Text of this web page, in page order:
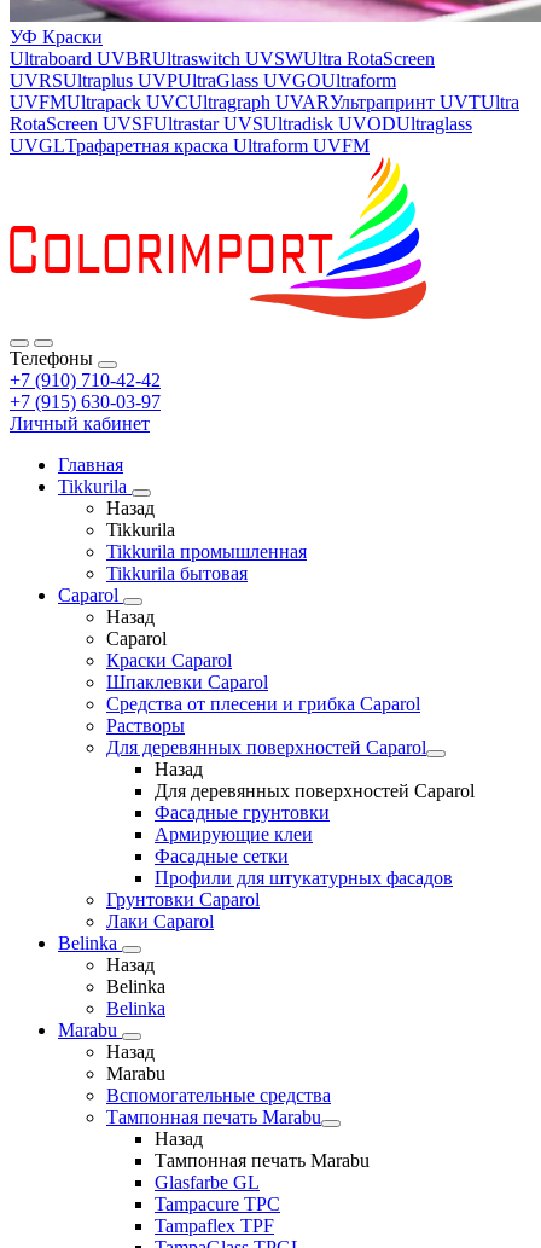
УФ Краски
Ultraboard UVBRUltraswitch UVSWUltra RotaScreen
UVRSUltraplus UVPUltraGlass UVGOUltraform
UVFMUltrapack UVCUltragraph UVARУльтрапринт UVTUltra
RotaScreen UVSFUltrastar UVSUltradisk UVODUltraglass
UVGLТрафаретная краска Ultraform UVFM
Телефоны
+7 (910) 710-42-42
+7 (915) 630-03-97
Личный кабинет
Главная
Tikkurila
Назад
Tikkurila
Tikkurila промышленная
Tikkurila бытовая
Caparol
Назад
Caparol
Краски Caparol
Шпаклевки Caparol
Средства от плесени и грибка Caparol
Растворы
Для деревянных поверхностей Caparol
Назад
Для деревянных поверхностей Caparol
Фасадные грунтовки
Армирующие клеи
Фасадные сетки
Профили для штукатурных фасадов
Грунтовки Caparol
Лаки Caparol
Belinka
Назад
Belinka
Belinka
Marabu
Назад
Marabu
Вспомогательные средства
Тампонная печать Marabu
Назад
Тампонная печать Marabu
Glasfarbe GL
Tampacure TPC
Tampaflex TPF